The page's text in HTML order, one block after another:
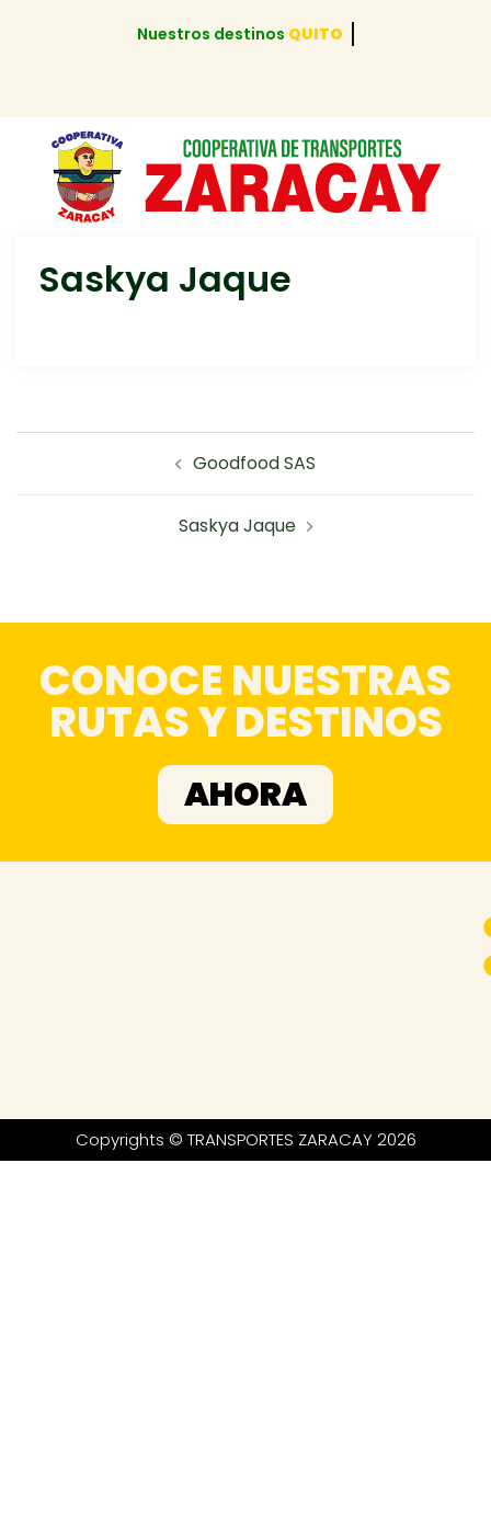
Nuestros destinosQUITO
Saskya Jaque
Goodfood SAS
Saskya Jaque
CONOCE NUESTRAS
RUTAS Y DESTINOS
AHORA
Copyrights © TRANSPORTES ZARACAY 2026